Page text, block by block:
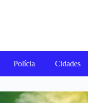
Polícia Cidades